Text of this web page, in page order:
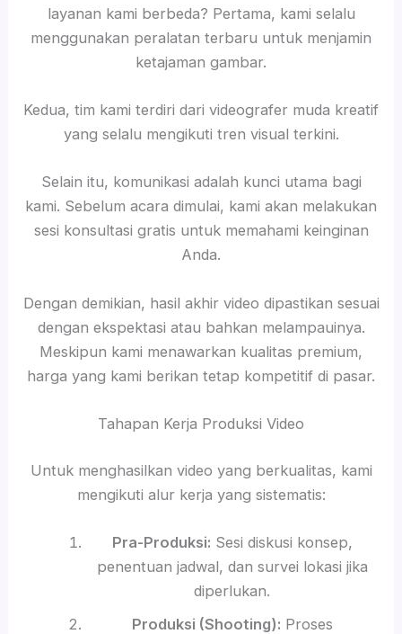
layanan kami berbeda? Pertama, kami selalu
menggunakan peralatan terbaru untuk menjamin
ketajaman gambar.
Kedua, tim kami terdiri dari videografer muda kreatif
yang selalu mengikuti tren visual terkini.
Selain itu, komunikasi adalah kunci utama bagi
kami. Sebelum acara dimulai, kami akan melakukan
sesi konsultasi gratis untuk memahami keinginan
Anda.
Dengan demikian, hasil akhir video dipastikan sesuai
dengan ekspektasi atau bahkan melampauinya.
Meskipun kami menawarkan kualitas premium,
harga yang kami berikan tetap kompetitif di pasar.
Tahapan Kerja Produksi Video
Untuk menghasilkan video yang berkualitas, kami
mengikuti alur kerja yang sistematis:
Pra-Produksi: Sesi diskusi konsep,
penentuan jadwal, dan survei lokasi jika
diperlukan.
Produksi (Shooting): Proses